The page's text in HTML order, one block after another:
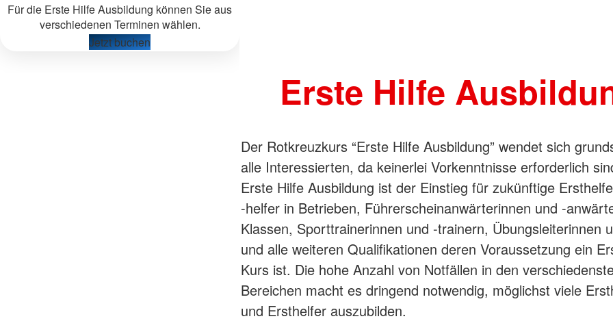
Für die Erste Hilfe Ausbildung können Sie aus
verschiedenen Terminen wählen.
Jetzt buchen
Erste Hilfe
Der Rotkreuzkurs “Erste Hilfe Ausbildung” wendet sich
alle Interessierten, da keinerlei Vorkenntnisse erforderlich
Erste Hilfe Ausbildung ist der Einstieg für zukünftige
-helfer in Betrieben, Führerscheinanwärterinnen und -
Klassen, Sporttrainerinnen und -trainern, Übungsleiterinnen
und alle weiteren Qualifikationen deren Voraussetzung ein
Kurs ist. Die hohe Anzahl von Notfällen in den
Bereichen macht es dringend notwendig, möglichst viele
und Ersthelfer auszubilden.